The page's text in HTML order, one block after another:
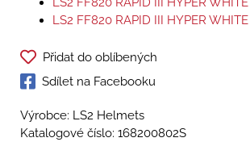
LS2 FF820 RAPID III HYPER
Přidat do oblíbených
Sdílet na Facebooku
Výrobce: LS2 Helmets
Katalogové číslo: 168200802S